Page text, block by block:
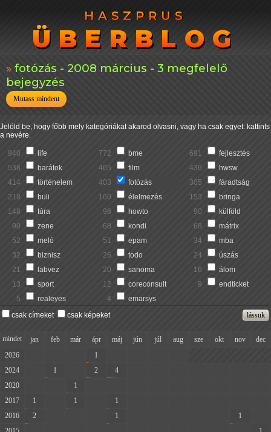
HASZPRUS
ÜBERBLOG
HASZPRUS
ÜBERBLOG
fotózás - 2008 március - 3 megfelelő
bejegyzés
Mutass mindent
Jelöld be, hogy főbb mely kategóriákat akarod olvasni, vagy ha csak egyet: kattints
a nevére.
940 life 772 bme 691
fejlesztés
538
barátok 465 film 436
hwsw
414
történelem 403 fotózás 305
fáradtság
218
buli 160 élelmezés 153
bringa
148
túra 96 howto 90
külföld
90
zene 68 kondi 68
mátrix
52
meló 51 epam 34
mba
32
biznisz 26 todo 24
úszás
21
labvez 20 sanoma 16
álom
13
sport 12 coreconsult 9
endticket
5
realeyes 4
emarsys
csak címeket
csak képeket
mindet jan feb már ápr máj jún júl aug sze okt nov
dec
2026
1
2024
1 2 4
2020
1
2017
1 1 1
2016
2 1 1